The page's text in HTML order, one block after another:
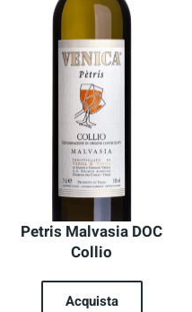
Petris Malvasia DOC
Collio
Acquista